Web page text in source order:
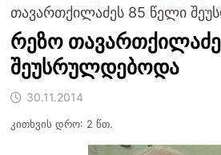
თავართქილაძეს 85 წელი
რეზო
შეუსრულდებოდა
30.11.2014
კითხვის დრო: 2 წთ.